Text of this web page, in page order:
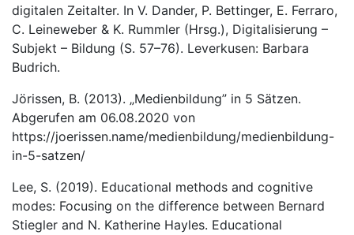
digitalen Zeitalter. In V. Dander, P. Bettinger, E. Ferraro,
C. Leineweber & K. Rummler (Hrsg.), Digitalisierung –
Subjekt – Bildung (S. 57–76). Leverkusen: Barbara
Budrich.
Jörissen, B. (2013). „Medienbildung” in 5 Sätzen.
Abgerufen am 06.08.2020 von
https://joerissen.name/medienbildung/medienbildung-
in-5-satzen/
Lee, S. (2019). Educational methods and cognitive
modes: Focusing on the difference between Bernard
Stiegler and N. Katherine Hayles. Educational